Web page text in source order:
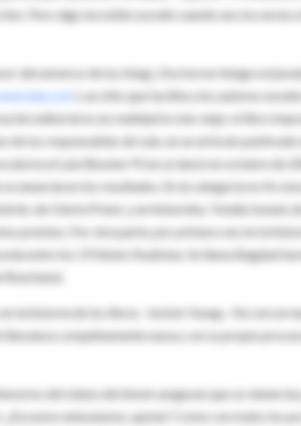
Pero algo increíble sucede cuando uno los envía a
del universo de los blogs, Doctorow integra el
), un sitio que facilita a los autores
editorial es en realidad lo más viejo: el libro
de los responsables de Lulu, en un artículo publicado
al Lulu Blooker Prize se lanzó en octubre de
anunciaron los resultados. En la categoría no
de Cherie Priest, y en historieta, Totally boned,
premios. Por otra parte, por primera vez en la
entre los 19 títulos finalistas. Se llama Bagdad
la historia de los libros –insiste Young–. No son un
literatura completamente nueva, con su propio
del status del blook aseguran que se vienen
¿Excesivo entusiasmo, quizás? Como con todos los